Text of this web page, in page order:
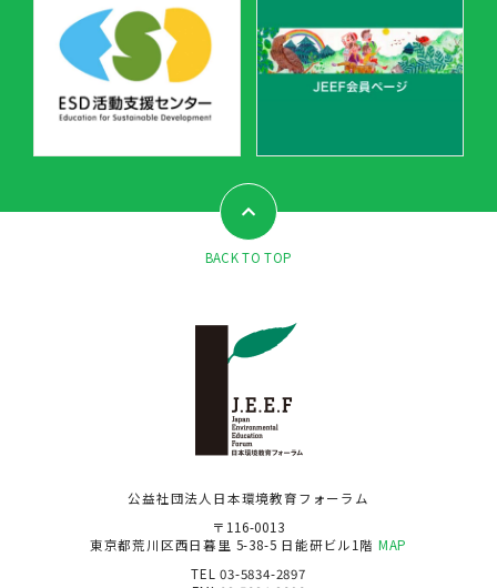
BACK TO TOP
公益社団法人日本環境教育フォーラム
〒116-0013
東京都荒川区西日暮里 5-38-5 日能研ビル1階 MAP
TEL 03-5834-2897